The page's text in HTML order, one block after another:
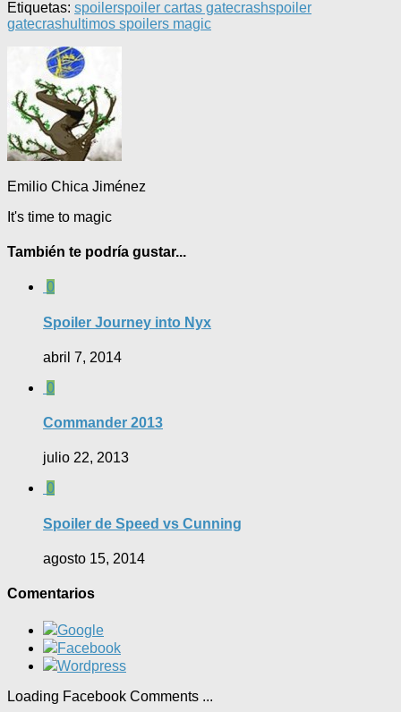
Etiquetas: spoilerspoiler cartas gatecrashspoiler
gatecrashultimos spoilers magic
Emilio Chica Jiménez
It's time to magic
También te podría gustar...
0
Spoiler Journey into Nyx
abril 7, 2014
0
Commander 2013
julio 22, 2013
0
Spoiler de Speed vs Cunning
agosto 15, 2014
Comentarios
Google
Facebook
Wordpress
Loading Facebook Comments ...